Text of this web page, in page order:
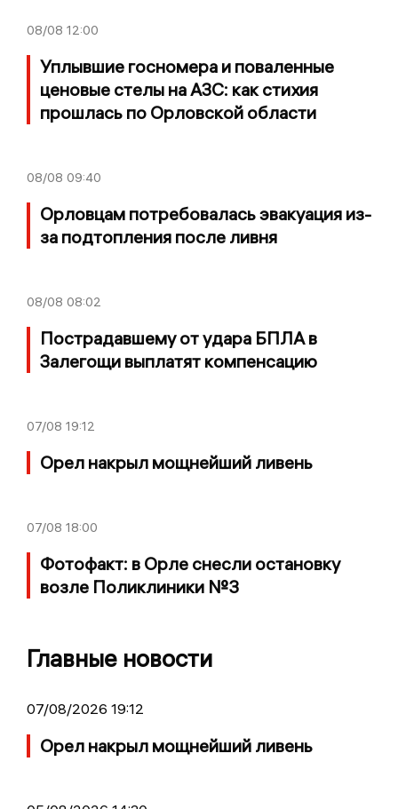
08/08 12:00
Уплывшие госномера и поваленные
ценовые стелы на АЗС: как стихия
прошлась по Орловской области
08/08 09:40
Орловцам потребовалась эвакуация из-
за подтопления после ливня
08/08 08:02
Пострадавшему от удара БПЛА в
Залегощи выплатят компенсацию
07/08 19:12
Орел накрыл мощнейший ливень
07/08 18:00
Фотофакт: в Орле снесли остановку
возле Поликлиники №3
Главные новости
07/08/2026 19:12
Орел накрыл мощнейший ливень